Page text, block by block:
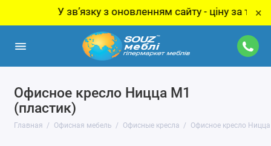
У звʼязку з оновленням сайту - ціну за товар ×
Офисное кресло Ницца M1
(пластик)
Главная Офисная мебель Офисные кресла Офисное кресло